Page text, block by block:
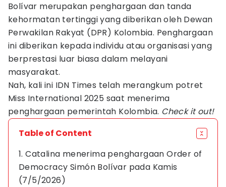
Bolívar merupakan penghargaan dan tanda
kehormatan tertinggi yang diberikan oleh Dewan
Perwakilan Rakyat (DPR) Kolombia. Penghargaan
ini diberikan kepada individu atau organisasi yang
berprestasi luar biasa dalam melayani
masyarakat.
Nah, kali ini IDN Times telah merangkum potret
Miss International 2025 saat menerima
penghargaan pemerintah Kolombia. Check it out!
Table of Content
1. Catalina menerima penghargaan Order of
Democracy Simón Bolívar pada Kamis
(7/5/2026)